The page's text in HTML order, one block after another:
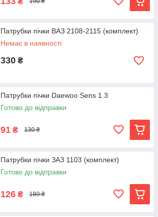
Патрубки пічки ВАЗ 2108-2115 (комплект)
Немає в наявності
330 ₴
Патрубки пічки Daewoo Sens 1.3
Готово до відправки
91 ₴ 130 ₴
Патрубки пічки ЗАЗ 1103 (комплект)
Готово до відправки
126 ₴ 180 ₴